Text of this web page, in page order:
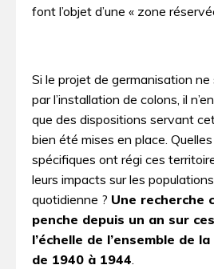
font l’objet d’une « zone
Si le projet de germanisation ne
par l’installation de colons, il
que des dispositions servant
bien été mises en place.
spécifiques ont régi ces
leurs impacts sur les
quotidienne ? Une recherche
penche depuis un an sur
l’échelle de l’ensemble de
de 1940 à 1944.